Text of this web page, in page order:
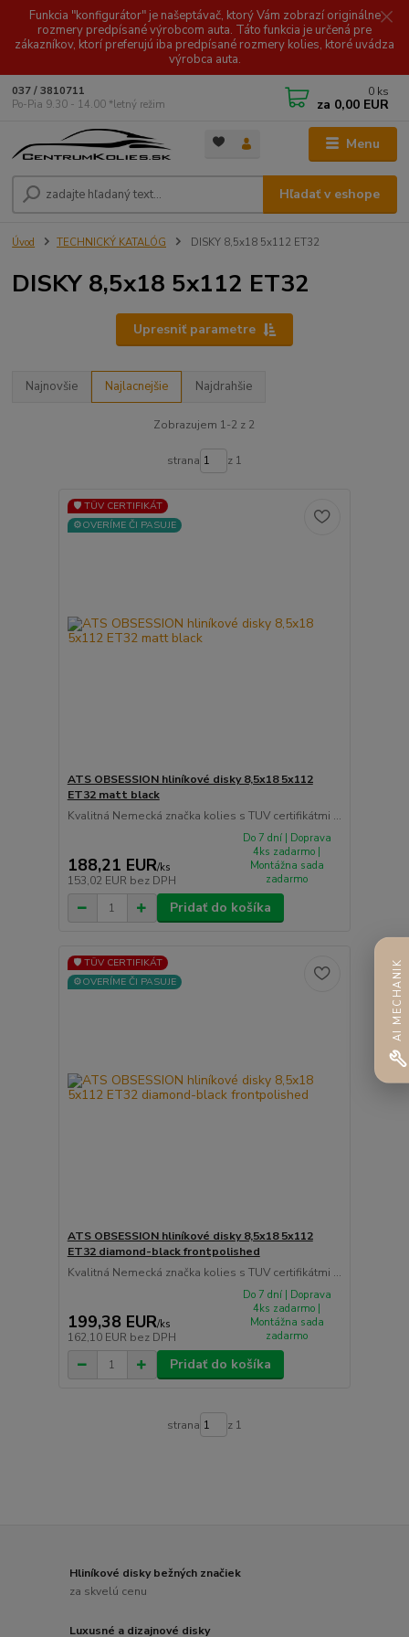
Funkcia "konfigurátor" je našeptávač, ktorý Vám zobrazí originálne
rozmery predpísané výrobcom auta. Táto funkcia je určená pre
zákazníkov, ktorí preferujú iba predpísané rozmery kolies, ktoré uvádza
výrobca auta.
Menu
Hľadať v eshope
037 / 3810711
Po-Pia 9.30 - 14.00 *letný režim
0 ks
za 0,00 EUR
Úvod TECHNICKÝ KATALÓG DISKY 8,5x18 5x112 ET32
DISKY 8,5x18 5x112 ET32
Upresniť parametre
Najnovšie Najlacnejšie Najdrahšie
Zobrazujem 1-2 z 2
strana z 1
🛡️ TÜV CERTIFIKÁT
⚙️OVERÍME ČI PASUJE
ATS OBSESSION hliníkové disky 8,5x18 5x112
ET32 matt black
Kvalitná Nemecká značka kolies s TUV certifikátmi ...
188,21 EUR/ks
153,02 EUR bez DPH
Do 7 dní | Doprava
4ks zadarmo |
Montážna sada
zadarmo
Pridať do košíka
🛡️ TÜV CERTIFIKÁT
⚙️OVERÍME ČI PASUJE
ATS OBSESSION hliníkové disky 8,5x18 5x112
ET32 diamond-black frontpolished
Kvalitná Nemecká značka kolies s TUV certifikátmi ...
199,38 EUR/ks
162,10 EUR bez DPH
Do 7 dní | Doprava
4ks zadarmo |
Montážna sada
zadarmo
Pridať do košíka
strana z 1
Hliníkové disky bežných značiek
za skvelú cenu
Luxusné a dizajnové disky
AI MECHANIK